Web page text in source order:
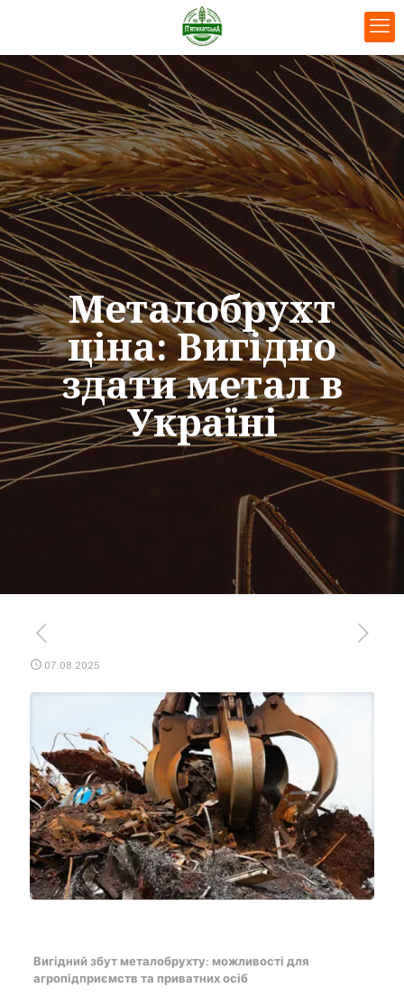
Металобрухт
ціна: Вигідно
здати метал в
Україні
07.08.2025
Вигідний збут металобрухту: можливості для
агропідприємств та приватних осіб